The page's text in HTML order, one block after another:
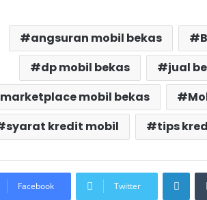
angsuran mobil bekas
dp mobil bekas
jual
marketplace mobil bekas
syarat kredit mobil
tips
Facebook Twitter